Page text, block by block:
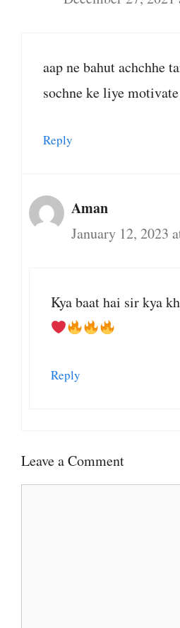
aap ne bahut achchhe
sochne ke liye
Reply
Aman
January 12, 2023
Kya baat hai sir kya
Reply
Leave a Comment